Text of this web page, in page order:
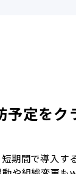
定をク
期間で導入す